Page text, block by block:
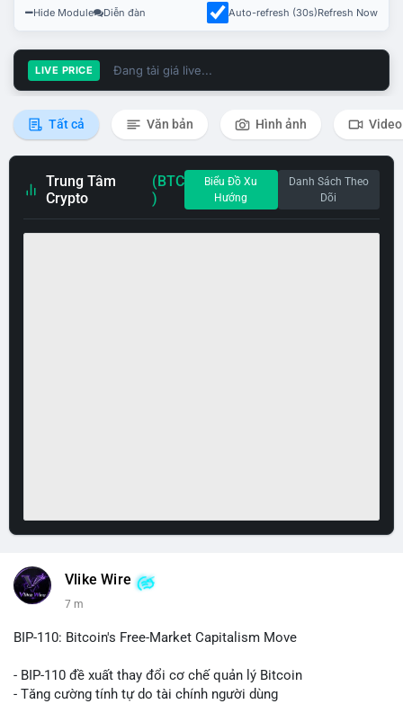
Hide Module Diễn đàn Auto-refresh (30s)Refresh Now
LIVE PRICE Đang tải giá live...
Tất cả Văn bản Hình ảnh Video
Trung Tâm
Crypto
(BTC
)
Biểu Đồ Xu
Hướng
Danh Sách Theo
Dõi
Vlike Wire
8 m
BIP-110: Bitcoin's Free-Market Capitalism Move
- BIP-110 đề xuất thay đổi cơ chế quản lý Bitcoin
- Tăng cường tính tự do tài chính người dùng